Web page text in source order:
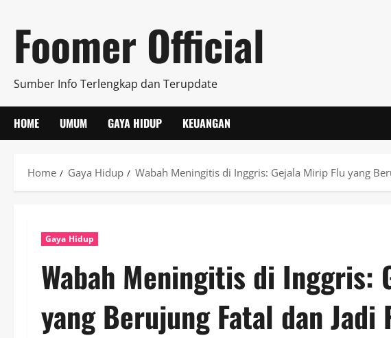
content
Foomer Official
Sumber Info Terlengkap dan Terupdate
HOME UMUM GAYA HIDUP KEUANGAN
Home Gaya Hidup Wabah Meningitis di Inggris: Gejala Mirip Flu yang
Gaya Hidup
Wabah Meningitis di Inggris:
yang Berujung Fatal dan